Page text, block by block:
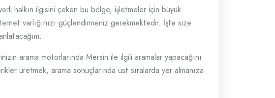
halkın ilgisini çeken bu bölge, işletmeler için büyük
varlığınızı güçlendirmeniz gerekmektedir. İşte size
arama motorlarında Mersin ile ilgili aramalar yapacağını
üretmek, arama sonuçlarında üst sıralarda yer almanıza